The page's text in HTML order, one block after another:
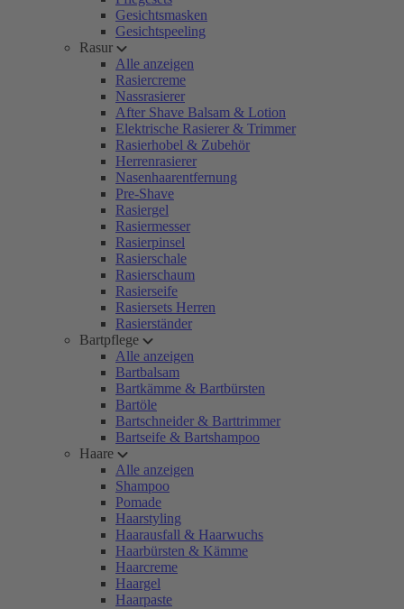
Gesichtsmasken
Gesichtspeeling
Rasur
Alle anzeigen
Rasiercreme
Nassrasierer
After Shave Balsam & Lotion
Elektrische Rasierer & Trimmer
Rasierhobel & Zubehör
Herrenrasierer
Nasenhaarentfernung
Pre-Shave
Rasiergel
Rasiermesser
Rasierpinsel
Rasierschale
Rasierschaum
Rasierseife
Rasiersets Herren
Rasierständer
Bartpflege
Alle anzeigen
Bartbalsam
Bartkämme & Bartbürsten
Bartöle
Bartschneider & Barttrimmer
Bartseife & Bartshampoo
Haare
Alle anzeigen
Shampoo
Pomade
Haarstyling
Haarausfall & Haarwuchs
Haarbürsten & Kämme
Haarcreme
Haargel
Haarpaste